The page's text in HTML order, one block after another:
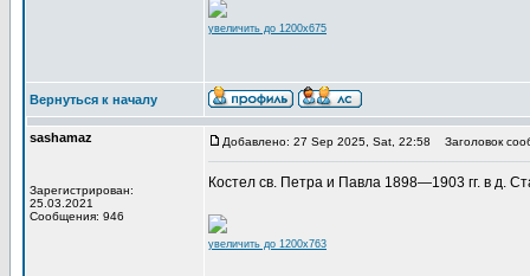
увеличить до 1200x675
Вернуться к началу
sashamaz
Зарегистрирован:
25.03.2021
Сообщения: 946
Добавлено: 27 Sep 2025, Sat, 22:58 Заголовок
Костел св. Петра и Павла 1898—1903 гг. в д.
увеличить до 1200x763